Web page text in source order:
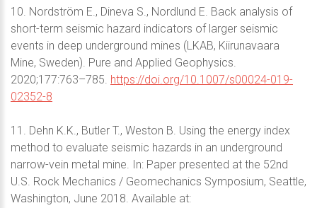
10. Nordström E., Dineva S., Nordlund E. Back analysis of
short-term seismic hazard indicators of larger seismic
events in deep underground mines (LKAB, Kiirunavaara
Mine, Sweden). Pure and Applied Geophysics.
2020;177:763–785. https://doi.org/10.1007/s00024-019-
02352-8
11. Dehn K.K., Butler T., Weston B. Using the energy index
method to evaluate seismic hazards in an underground
narrow-vein metal mine. In: Paper presented at the 52nd
U.S. Rock Mechanics / Geomechanics Symposium, Seattle,
Washington, June 2018. Available at: